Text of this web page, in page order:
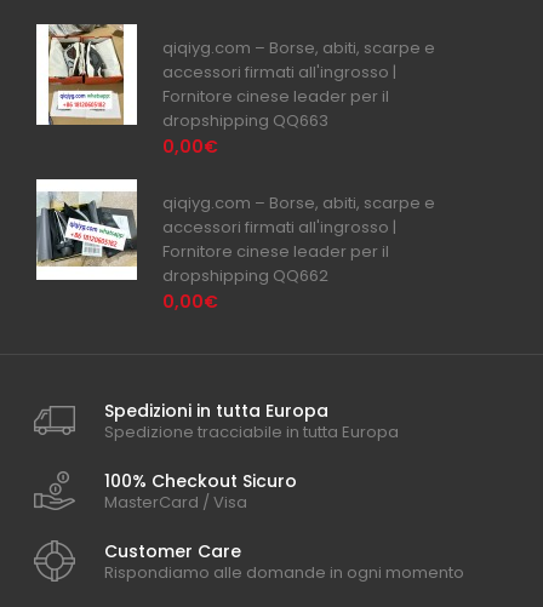
qiqiyg.com – Borse, abiti, scarpe e
accessori firmati all'ingrosso |
Fornitore cinese leader per il
dropshipping QQ663
0,00€
qiqiyg.com – Borse, abiti, scarpe e
accessori firmati all'ingrosso |
Fornitore cinese leader per il
dropshipping QQ662
0,00€
Spedizioni in tutta Europa
Spedizione tracciabile in tutta Europa
100% Checkout Sicuro
MasterCard / Visa
Customer Care
Rispondiamo alle domande in ogni momento